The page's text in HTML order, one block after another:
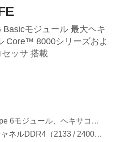
モジュール 最大ヘキ
Core™ 8000シリーズおよ
ッサ 搭載
8000シリーズおよびXeon® E-2000シリーズプロセッサ搭載
ルDDR4（2133 / 2400MHz）